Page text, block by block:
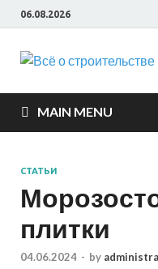
06.08.2026
MAIN MENU
СТАТЬИ
плитки
04.06.2024 - by